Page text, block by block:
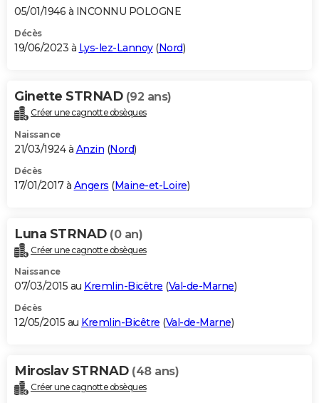
05/01/1946 à INCONNU POLOGNE
Décès
19/06/2023 à Lys-lez-Lannoy(Nord)
Ginette STRNAD (92 ans)
Créer une cagnotte obsèques
Naissance
21/03/1924 à Anzin (Nord)
Décès
17/01/2017 à Angers (Maine-et-Loire)
Luna STRNAD (0 an)
Créer une cagnotte obsèques
Naissance
07/03/2015 au Kremlin-Bicêtre (Val-de-Marne)
Décès
12/05/2015 au Kremlin-Bicêtre (Val-de-Marne)
Miroslav STRNAD (48 ans)
Créer une cagnotte obsèques